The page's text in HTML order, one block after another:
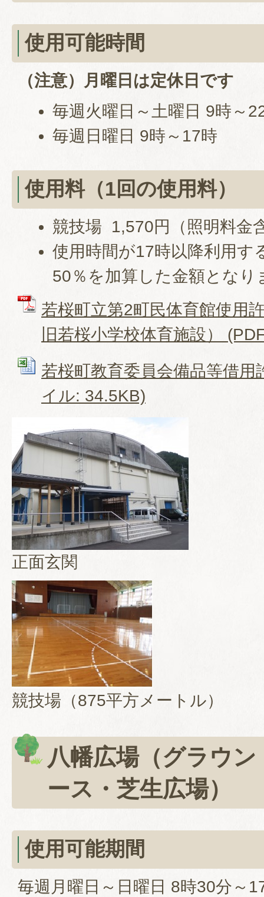
使用可能時間
（注意）月曜日は定休日です
毎週火曜日～土曜日 9時～
毎週日曜日 9時～17時
使用料（1回の使用料）
競技場 1,570円（照明料金
使用時間が17時以降利用す
50％を加算した金額となり
若桜町立第2町民体育館使用
旧若桜小学校体育施設）
若桜町教育委員会備品等借
イル: 34.5KB)
正面玄関
競技場（875平方メートル）
八幡広場（グラウ
ース・芝生広場）
使用可能期間
毎週月曜日～日曜日 8時30分～